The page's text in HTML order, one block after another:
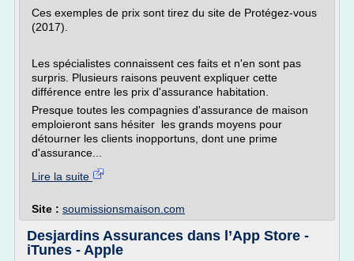
Ces exemples de prix sont tirez du site de Protégez-vous
(2017).
Les spécialistes connaissent ces faits et n'en sont pas
surpris. Plusieurs raisons peuvent expliquer cette
différence entre les prix d'assurance habitation.
Presque toutes les compagnies d'assurance de maison
emploieront sans hésiter les grands moyens pour
détourner les clients inopportuns, dont une prime
d'assurance...
Lire la suite
Site : soumissionsmaison.com
Desjardins Assurances dans l’App Store -
iTunes - Apple